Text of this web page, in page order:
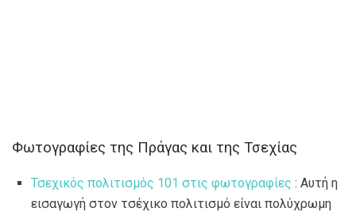
Φωτογραφίες της Πράγας και της Τσεχίας
Τσεχικός πολιτισμός 101 στις φωτογραφίες : Αυτή η
εισαγωγή στον τσέχικο πολιτισμό είναι πολύχρωμη